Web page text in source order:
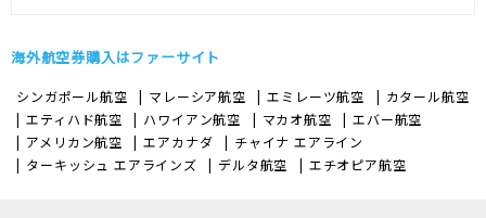
海外航空券購入はファーサイト
シンガポール航空 マレーシア航空 エミレーツ航空
カタール航空
エティハド航空
ハワイアン航空 マカオ航空
エバー航空
アメリカン航空
エアカナダ
チャイナ エアライン
ターキッシュ エアラインズ
デルタ航空 エチオピア航空